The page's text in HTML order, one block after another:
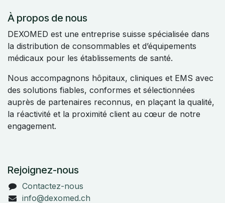
À propos de nous
DEXOMED est une entreprise suisse spécialisée dans
la distribution de consommables et d’équipements
médicaux pour les établissements de santé.
Nous accompagnons hôpitaux, cliniques et EMS avec
des solutions fiables, conformes et sélectionnées
auprès de partenaires reconnus, en plaçant la qualité,
la réactivité et la proximité client au cœur de notre
engagement.
Rejoignez-nous
Contactez-nous
info@dexomed.ch